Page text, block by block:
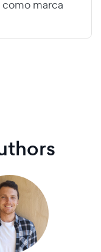
como marca